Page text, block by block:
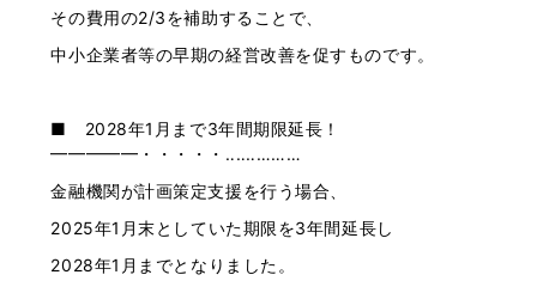
その費用の2/3を補助することで、
中小企業者等の早期の経営改善を促すものです。
■ 2028年1月まで3年間期限延長！
━━━━━・・・・・‥‥‥………
金融機関が計画策定支援を行う場合、
2025年1月末としていた期限を3年間延長し
2028年1月までとなりました。